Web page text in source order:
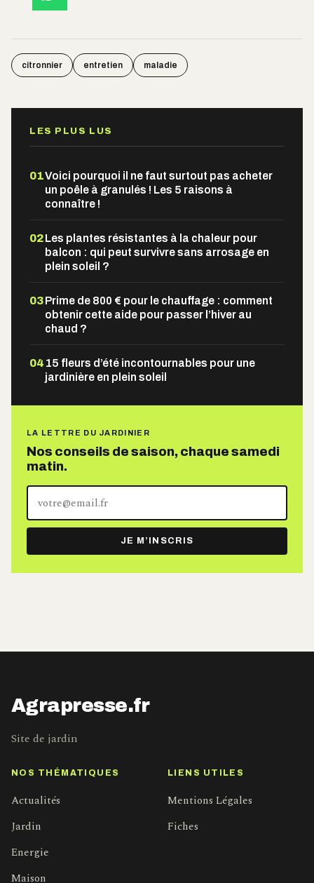
citronnier entretien maladie
LES PLUS LUS
01Voici pourquoi il ne faut surtout pas acheter
un poêle à granulés ! Les 5 raisons à
connaître !
02Les plantes résistantes à la chaleur pour
balcon : qui peut survivre sans arrosage en
plein soleil ?
03Prime de 800 € pour le chauffage : comment
obtenir cette aide pour passer l’hiver au
chaud ?
04 15 fleurs d’été incontournables pour une
jardinière en plein soleil
LA LETTRE DU JARDINIER
Nos conseils de saison, chaque samedi
matin.
adresse
e-
mail
JE M’INSCRIS
Agrapresse.fr
Site de jardin
NOS THÉMATIQUES
Actualités
Jardin
Energie
Maison
LIENS UTILES
Mentions Légales
Fiches